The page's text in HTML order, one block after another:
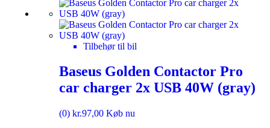
Tilbehør til bil
Baseus Golden Contactor Pro
car charger 2x USB 40W (gray)
(0) kr.97,00 Køb nu